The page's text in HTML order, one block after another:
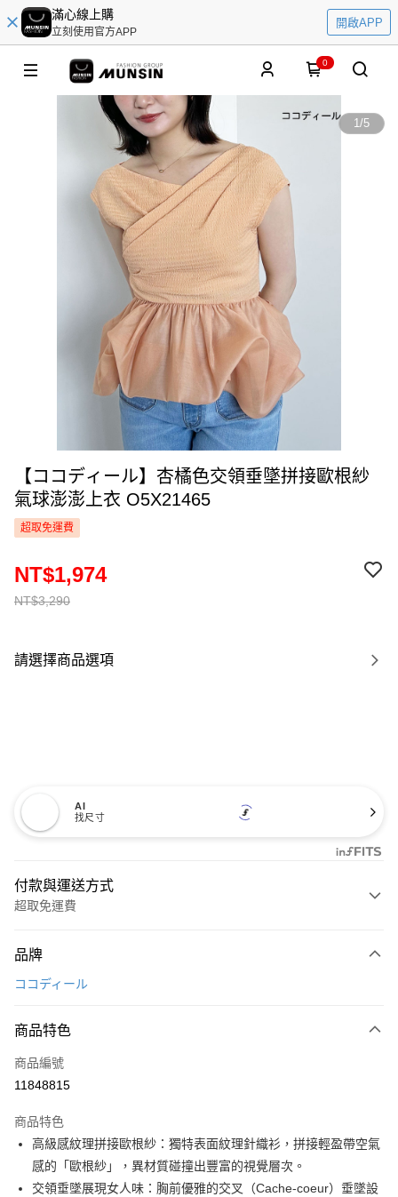
滿心線上購
立刻使用官方APP
開啟APP
0
1/5
【ココディール】杏橘色交領垂墜拼接歐根紗
氣球澎澎上衣 O5X21465
超取免運費
NT$3,290
NT$1,974
請選擇商品選項
AI
找尺寸
付款與運送方式
超取免運費
信用卡一次付款
LINE Pay
Apple Pay
悠遊付
大哥付你分期
相關說明
品牌
ココディール
商品特色
商品編號
11848815
商品特色
高級感紋理拼接歐根紗：獨特表面紋理針織衫，拼接輕盈帶空氣
感的「歐根紗」，異材質碰撞出豐富的視覺層次。
交領垂墜展現女人味：胸前優雅的交叉（Cache-coeur）垂墜設